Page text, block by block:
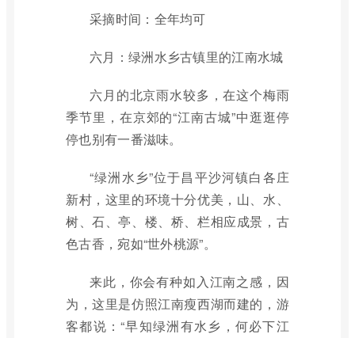
采摘时间：全年均可
六月：绿洲水乡古镇里的江南水城
六月的北京雨水较多，在这个梅雨
季节里，在京郊的“江南古城”中逛逛停
停也别有一番滋味。
“绿洲水乡”位于昌平沙河镇白各庄
新村，这里的环境十分优美，山、水、
树、石、亭、楼、桥、栏相应成景，古
色古香，宛如“世外桃源”。
来此，你会有种如入江南之感，因
为，这里是仿照江南瘦西湖而建的，游
客都说：“早知绿洲有水乡，何必下江